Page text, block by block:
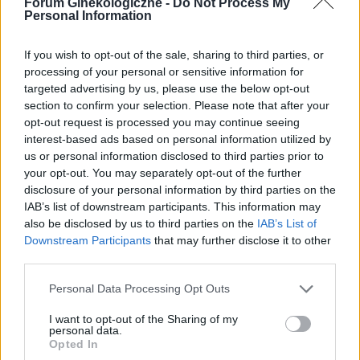
Personal Information
If you wish to opt-out of the sale, sharing to third parties, or
processing of your personal or sensitive information for
targeted advertising by us, please use the below opt-out
section to confirm your selection. Please note that after your
opt-out request is processed you may continue seeing
interest-based ads based on personal information utilized by
us or personal information disclosed to third parties prior to
your opt-out. You may separately opt-out of the further
disclosure of your personal information by third parties on the
IAB’s list of downstream participants. This information may
also be disclosed by us to third parties on the IAB’s List of
Downstream Participants that may further disclose it to other
Personal Data Processing Opt Outs
I want to opt-out of the Sharing of my
personal data.
Opted In
brodawki szczególnie po nocy.Moze jakaś masc
gość
Macica
Witam od miesiąca wystaje mi coś z pochwy
myślę że to macica nie mogę utrzymać moczu
czy będzie konieczny zabieg
Forum:Ginekologia - forum dla rodziny i
POWIĄZANE
Tematy przezierność karkowa